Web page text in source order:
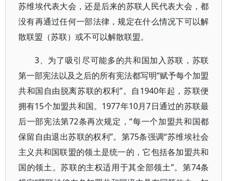
苏维埃代表大会，还是后来的苏联人民代表大会，都
没有再通过任何一部法律，规定在什么情况下可以解
散联盟（苏联）或不可以解散联盟。
3、为了吸引尽可能多的共和国加入苏联，苏联
第一部宪法以及之后的所有宪法都写明“赋予每个加盟
共和国自由脱离苏联的权利”。自1940年起，苏联便
拥有15个加盟共和国。1977年10月7日通过的苏联最
后一部宪法第72条再次规定，“每一个加盟共和国都
保留自由退出苏联的权利”。第75条强调“苏维埃社会
主义共和国联盟的领土是统一的，它包括各加盟共和
国的领土。苏联的主权适用于其全部领土”。第74条